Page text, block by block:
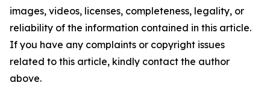
images, videos, licenses, completeness, legality, or
reliability of the information contained in this article.
If you have any complaints or copyright issues
related to this article, kindly contact the author
above.